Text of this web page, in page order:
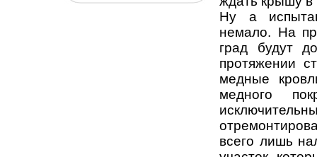
Ну а
немало. На
град будут
протяжении
медные
медного
всего лишь